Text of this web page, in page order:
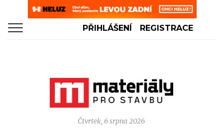
PŘIHLÁŠENÍ REGISTRACE
Čtvrtek, 6 srpna 2026